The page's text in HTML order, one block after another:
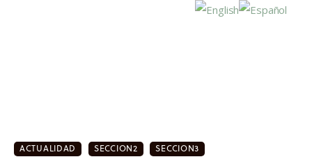
Investigación
ACTUALIDAD SECCION2 SECCION3